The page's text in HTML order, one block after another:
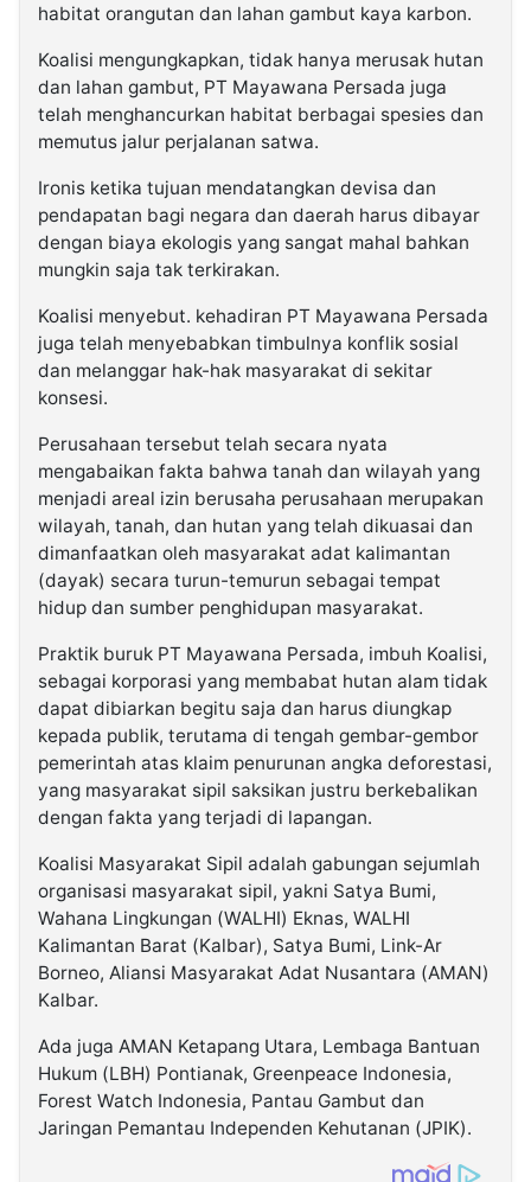
habitat orangutan dan lahan gambut kaya karbon.
Koalisi mengungkapkan, tidak hanya merusak hutan
dan lahan gambut, PT Mayawana Persada juga
telah menghancurkan habitat berbagai spesies dan
memutus jalur perjalanan satwa.
Ironis ketika tujuan mendatangkan devisa dan
pendapatan bagi negara dan daerah harus dibayar
dengan biaya ekologis yang sangat mahal bahkan
mungkin saja tak terkirakan.
Koalisi menyebut. kehadiran PT Mayawana Persada
juga telah menyebabkan timbulnya konflik sosial
dan melanggar hak-hak masyarakat di sekitar
konsesi.
Perusahaan tersebut telah secara nyata
mengabaikan fakta bahwa tanah dan wilayah yang
menjadi areal izin berusaha perusahaan merupakan
wilayah, tanah, dan hutan yang telah dikuasai dan
dimanfaatkan oleh masyarakat adat kalimantan
(dayak) secara turun-temurun sebagai tempat
hidup dan sumber penghidupan masyarakat.
Praktik buruk PT Mayawana Persada, imbuh Koalisi,
sebagai korporasi yang membabat hutan alam tidak
dapat dibiarkan begitu saja dan harus diungkap
kepada publik, terutama di tengah gembar-gembor
pemerintah atas klaim penurunan angka deforestasi,
yang masyarakat sipil saksikan justru berkebalikan
dengan fakta yang terjadi di lapangan.
Koalisi Masyarakat Sipil adalah gabungan sejumlah
organisasi masyarakat sipil, yakni Satya Bumi,
Wahana Lingkungan (WALHI) Eknas, WALHI
Kalimantan Barat (Kalbar), Satya Bumi, Link-Ar
Borneo, Aliansi Masyarakat Adat Nusantara (AMAN)
Kalbar.
Ada juga AMAN Ketapang Utara, Lembaga Bantuan
Hukum (LBH) Pontianak, Greenpeace Indonesia,
Forest Watch Indonesia, Pantau Gambut dan
Jaringan Pemantau Independen Kehutanan (JPIK).